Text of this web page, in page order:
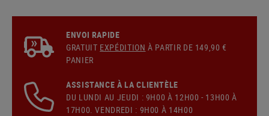
ENVOI RAPIDE
GRATUIT EXPÉDITION À PARTIR DE 149,90 €
PANIER
ASSISTANCE À LA CLIENTÈLE
DU LUNDI AU JEUDI : 9H00 À 12H00 - 13H00 À
17H00. VENDREDI : 9H00 À 14H00